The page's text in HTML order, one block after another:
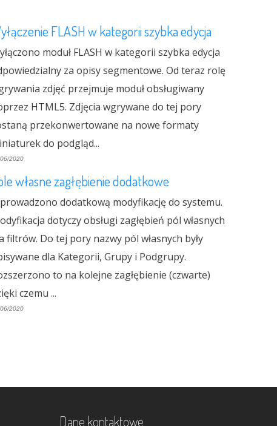
FLASH w kategorii szybka edycja
moduł FLASH w kategorii szybka edycja
za opisy segmentowe. Od teraz rolę
zdjęć przejmuje moduł obsługiwany
HTML5. Zdjęcia wgrywane do tej pory
przekonwertowane na nowe formaty
do podgląd...
2020
własne zagłębienie dodatkowe
dodatkową modyfikację do systemu.
dotyczy obsługi zagłębień pól własnych
filtrów. Do tej pory nazwy pól własnych były
dla Kategorii, Grupy i Podgrupy.
to na kolejne zagłębienie (czwarte)
czemu ...
2020
Dane kontaktowe